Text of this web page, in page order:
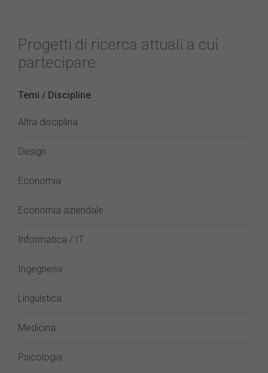
Progetti di ricerca attuali a cui
partecipare
Temi / Discipline
Altra disciplina
Design
Economia
Economia aziendale
Informatica / IT
Ingegneria
Linguistica
Medicina
Psicologia